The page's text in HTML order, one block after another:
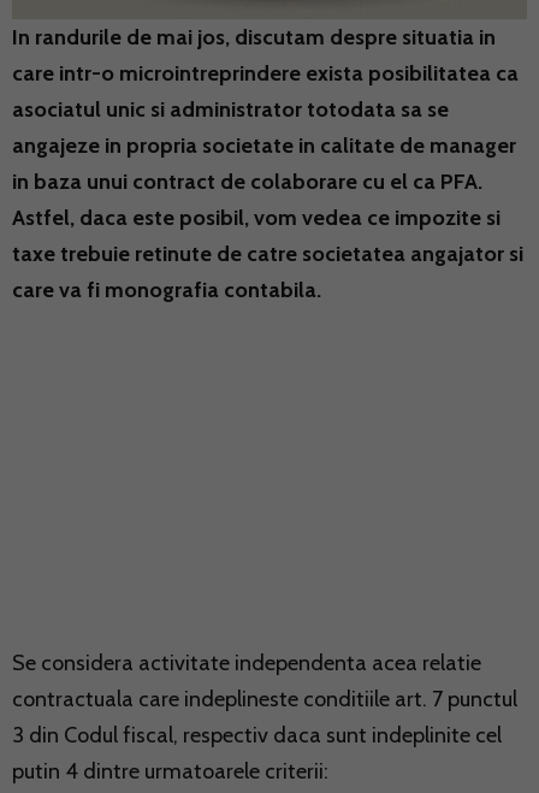
In randurile de mai jos, discutam despre situatia in
care intr-o microintreprindere exista posibilitatea ca
asociatul unic si administrator totodata sa se
angajeze in propria societate in calitate de manager
in baza unui contract de colaborare cu el ca PFA.
Astfel, daca este posibil, vom vedea ce impozite si
taxe trebuie retinute de catre societatea angajator si
care va fi monografia contabila.
Se considera activitate independenta acea relatie
contractuala care indeplineste conditiile art. 7 punctul
3 din Codul fiscal, respectiv daca sunt indeplinite cel
putin 4 dintre urmatoarele criterii: